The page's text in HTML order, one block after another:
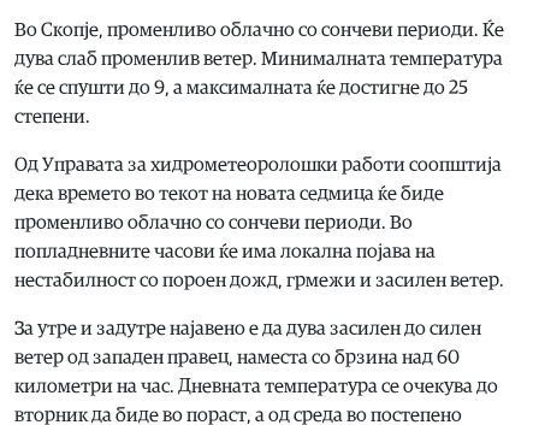
Во Скопје, променливо облачно со сончеви периоди. Ќе
дува слаб променлив ветер. Минималната температура
ќе се спушти до 9, а максималната ќе достигне до 25
степени.
Од Управата за хидрометеоролошки работи соопштија
дека времето во текот на новата седмица ќе биде
променливо облачно со сончеви периоди. Во
попладневните часови ќе има локална појава на
нестабилност со пороен дожд, грмежи и засилен ветер.
За утре и задутре најавено е да дува засилен до силен
ветер од западен правец, наместа со брзина над 60
километри на час. Дневната температура се очекува до
вторник да биде во пораст, а од среда во постепено